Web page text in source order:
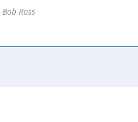
Bob Ross